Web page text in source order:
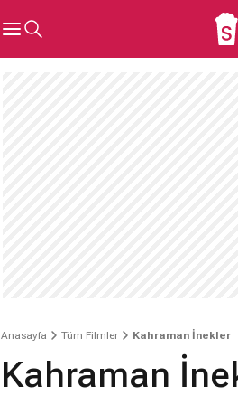
Anasayfa Tüm Filmler Kahraman İnekler
Kahraman